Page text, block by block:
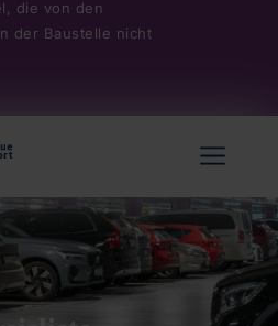
die von den
der Baustelle nicht
menu